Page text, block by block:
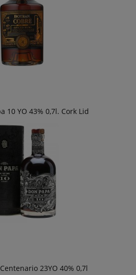
10 YO 43% 0,7l. Cork Lid
23YO 40% 0,7l